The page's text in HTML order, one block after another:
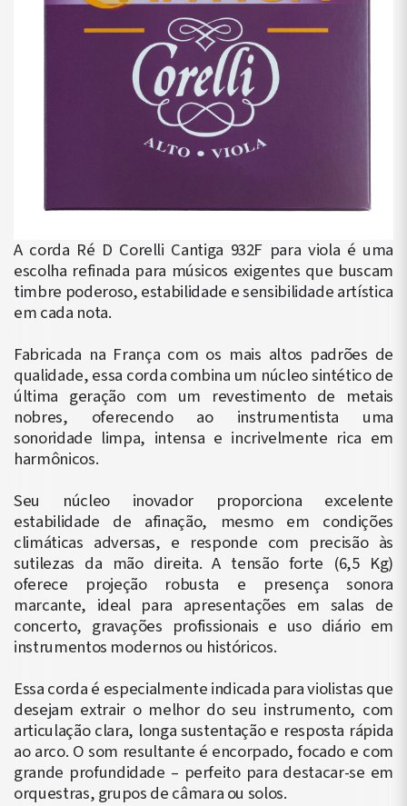
A corda Ré D Corelli Cantiga 932F para viola é uma
escolha refinada para músicos exigentes que buscam
timbre poderoso, estabilidade e sensibilidade artística
em cada nota.
Fabricada na França com os mais altos padrões de
qualidade, essa corda combina um núcleo sintético de
última geração com um revestimento de metais
nobres, oferecendo ao instrumentista uma
sonoridade limpa, intensa e incrivelmente rica em
harmônicos.
Seu núcleo inovador proporciona excelente
estabilidade de afinação, mesmo em condições
climáticas adversas, e responde com precisão às
sutilezas da mão direita. A tensão forte (6,5 Kg)
oferece projeção robusta e presença sonora
marcante, ideal para apresentações em salas de
concerto, gravações profissionais e uso diário em
instrumentos modernos ou históricos.
Essa corda é especialmente indicada para violistas que
desejam extrair o melhor do seu instrumento, com
articulação clara, longa sustentação e resposta rápida
ao arco. O som resultante é encorpado, focado e com
grande profundidade – perfeito para destacar-se em
orquestras, grupos de câmara ou solos.